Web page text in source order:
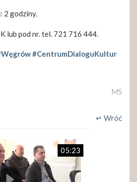
2 godziny.
lub pod nr. tel. 721 716 444.
#CentrumDialoguKultur
MS
↵ Wróć
05:23